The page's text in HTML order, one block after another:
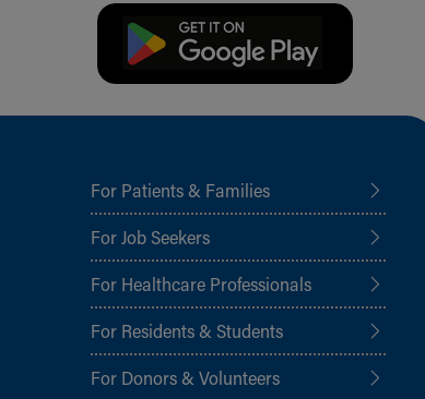
For Patients & Families
For Job Seekers
For Healthcare Professionals
For Residents & Students
For Donors & Volunteers